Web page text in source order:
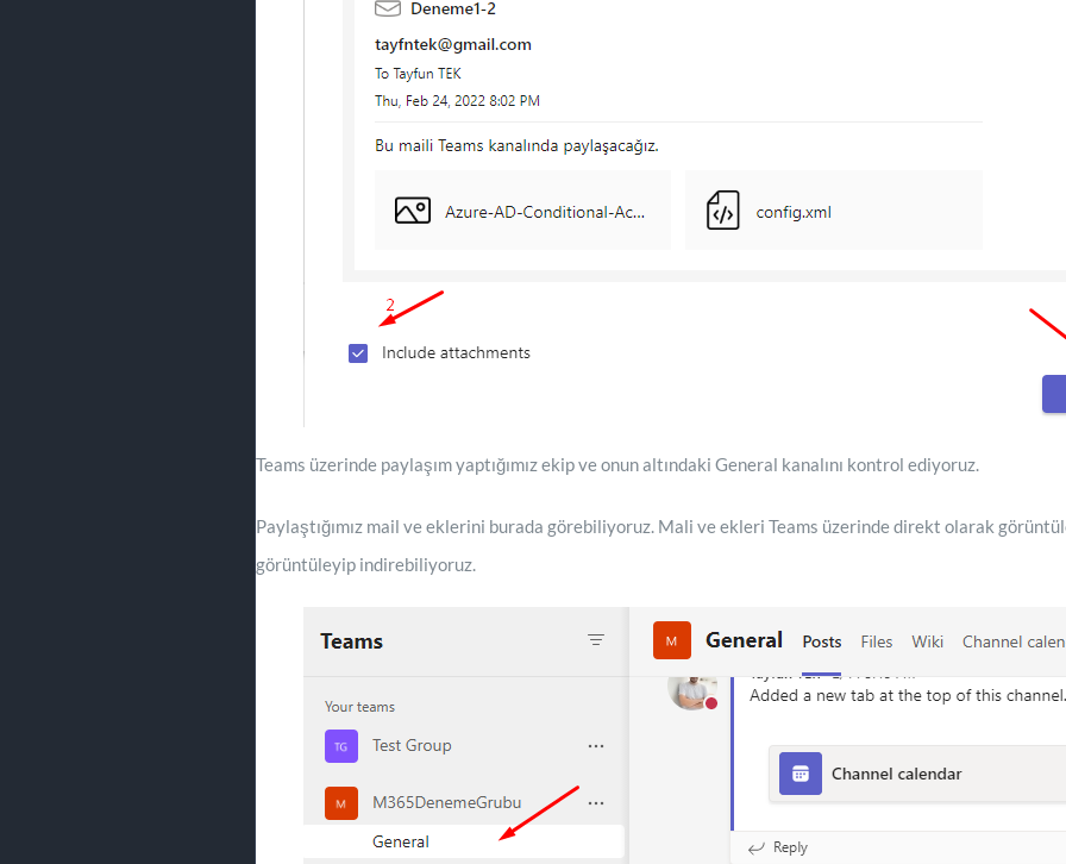
Teams üzerinde paylaşım yaptığımız ekip ve onun altındaki General kanalını kontrol ediyoruz.
Paylaştığımız mail ve eklerini burada görebiliyoruz. Mali ve ekleri Teams üzerinde direkt olarak
görüntüleyip indirebiliyoruz.